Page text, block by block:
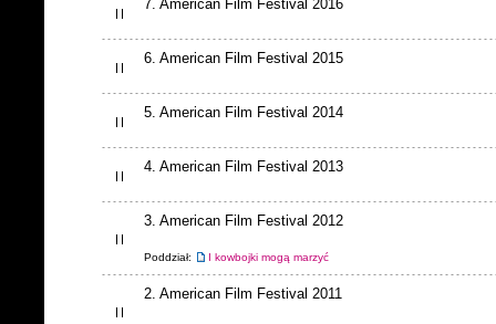
7. American Film Festival 2016
6. American Film Festival 2015
5. American Film Festival 2014
4. American Film Festival 2013
3. American Film Festival 2012
Poddział: I kowbojki mogą marzyć
2. American Film Festival 2011